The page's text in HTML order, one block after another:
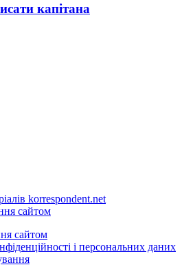
капітана
korrespondent.net
сайтом
сайтом
і персональних даних